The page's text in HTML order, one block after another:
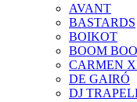
AVANT
BASTARDS
BOIKOT
BOOM
CARMEN
DE GAIRÓ
DJ